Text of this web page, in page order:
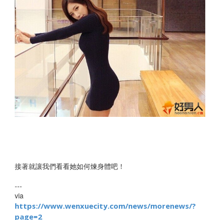
接著就讓我們看看她如何煉身體吧！
---
via
https://www.wenxuecity.com/news/morenews/?
page=2